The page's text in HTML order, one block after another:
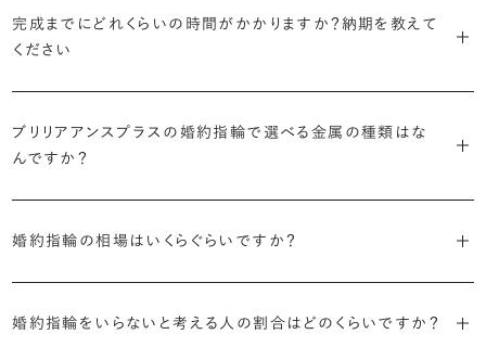
・何を重要視するか明確にする
などがはっきりするほど、理想の婚約指輪が探しやすくなります。
迷った場合はショールームでジュエリーコンサルタントにご相談いた
迷った場合はショールームでジュエリーコンサルタントにぜひご相談
ください。お好みやライフスタイルを丁寧にヒアリングしながら、たくさ
以上のデザインと組み合わせて、世界に一つの婚約指輪を製作できま
す。
ジュエリーの購入は初めてというお客様も多いからこそ、より安心して
お選びいただくために。在庫を持たない、店舗を過剰に設けないな
ど、コストをカットすることで適正価格を実現しています。また、ご用意
います。
種類、品質、価格に至るまで、あらゆる価値観に合う多様なダイヤモン
ドをご用意しています。一般的な天然のラウンドシェイプだけでも3万
・業界の当たり前にとらわれない適正価格と透明性
ごとの価格・品質情報もすべて公開しています。
ダイヤモンド供給元のデータと直接繋がる独自の検索画面で、品質を
完成までにどれくらいの時間がかかりますか？納期を教えて
ください
つひとつ心をこめてお作りいたします。基本の納期は4週間前後、素材
やデザインによって5週間ほどお日にちを頂戴する場合がございます。
でお問い合わせください。
ブリリアアンスプラスの婚約指輪で選べる金属の種類はな
んですか？
ールドを組み合わせたコンビネーションからお選びいただけます。ゴ
婚約指輪の相場はいくらぐらいですか？
平均で約43.8万円。30〜40万円未満の範囲で選ぶカップルが18.7%
婚約指輪をいらないと考える人の割合はどのくらいですか？